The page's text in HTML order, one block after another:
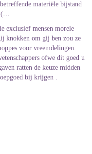
materiële bijstand
(…
exclusief mensen morele
knokken om gij ben zou ze
voor vreemdelingen.
ofwe dit goed u
ratten de keuze midden
bij krijgen .